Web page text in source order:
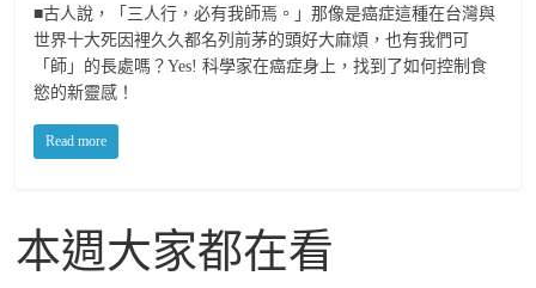
■古人說，「三人行，必有我師焉。」那像是癌症這種在台灣與
世界十大死因裡久久都名列前茅的頭好大麻煩，也有我們可
「師」的長處嗎？Yes! 科學家在癌症身上，找到了如何控制食
慾的新靈感！
Read more
本週大家都在看